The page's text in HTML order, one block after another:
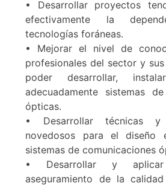
• Desarrollar proyectos
efectivamente la
tecnologías foráneas.
• Mejorar el nivel de
profesionales del sector y
poder desarrollar,
adecuadamente sistemas
ópticas.
• Desarrollar técnicas y
novedosos para el diseño
sistemas de comunicaciones
• Desarrollar y
aseguramiento de la